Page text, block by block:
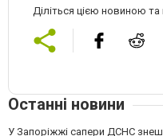
Діліться цією новиною та
Останні новини
У Запоріжжі сапери ДСНС